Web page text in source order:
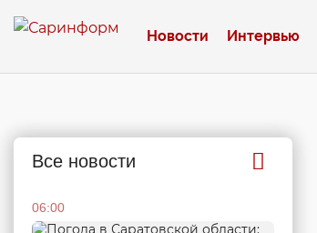
Новости Интервью
Все новости
06:00